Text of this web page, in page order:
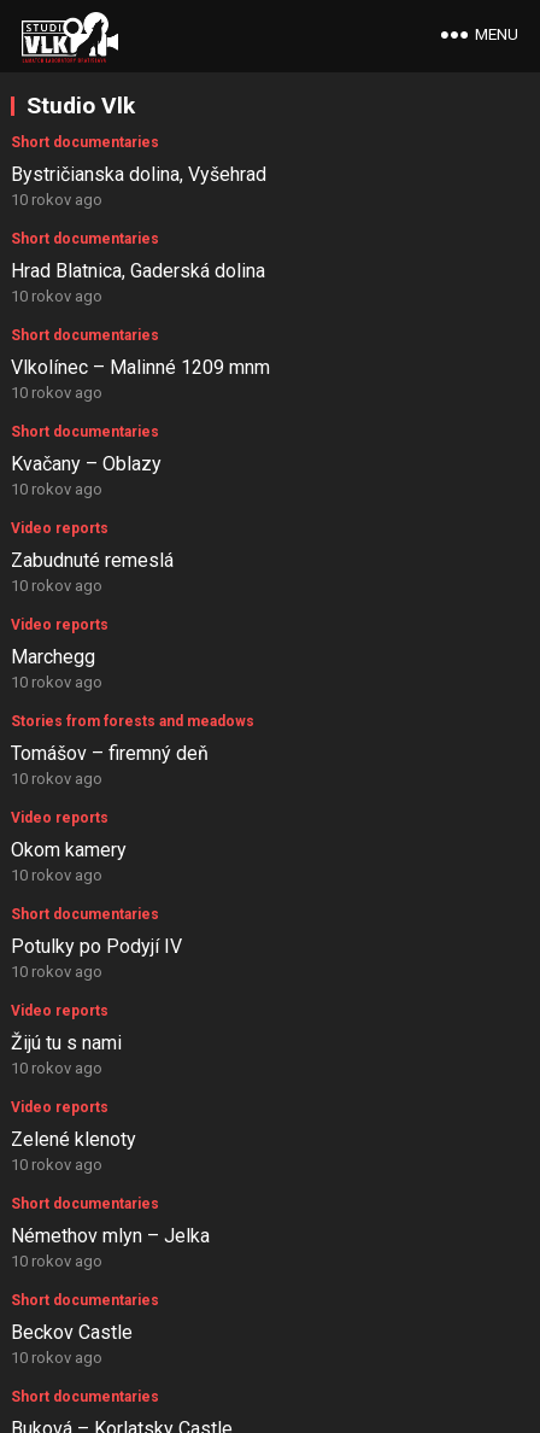
MENU
Studio Vlk
Short documentaries
Bystričianska dolina, Vyšehrad
10 rokov ago
Short documentaries
Hrad Blatnica, Gaderská dolina
10 rokov ago
Short documentaries
Vlkolínec – Malinné 1209 mnm
10 rokov ago
Short documentaries
Kvačany – Oblazy
10 rokov ago
Video reports
Zabudnuté remeslá
10 rokov ago
Video reports
Marchegg
10 rokov ago
Stories from forests and meadows
Tomášov – firemný deň
10 rokov ago
Video reports
Okom kamery
10 rokov ago
Short documentaries
Potulky po Podyjí IV
10 rokov ago
Video reports
Žijú tu s nami
10 rokov ago
Video reports
Zelené klenoty
10 rokov ago
Short documentaries
Némethov mlyn – Jelka
10 rokov ago
Short documentaries
Beckov Castle
10 rokov ago
Short documentaries